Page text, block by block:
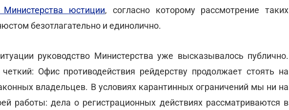
Министерства юстиции, согласно которому рассмотрение таких
безотлагательно и единолично.
руководство Министерства уже высказывалось публично.
Офис противодействия рейдерству продолжает стоять на
владельцев. В условиях карантинных ограничений мы ни на
работы: дела о регистрационных действиях рассматриваются в